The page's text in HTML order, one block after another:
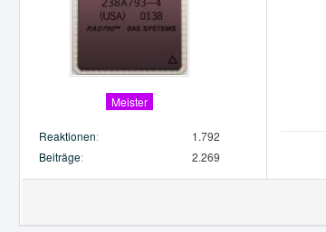
Meister
Reaktionen
1.792
Beiträge
2.269